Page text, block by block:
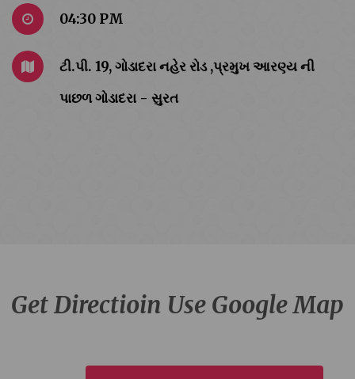
04:30 PM
ટી.પી. 19, ગોડાદરા નહેર રોડ ,પ્રમુખ આરણ્ય ની
પાછળ ગોડાદરા - સુરત
Get Directioin Use Google Map